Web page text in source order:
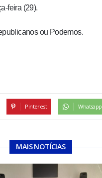
feira (29).
ou Podemos.
Pinterest Whatsapp
MAIS NOTÍCIAS